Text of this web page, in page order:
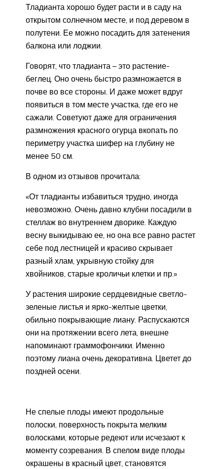
Тладианта хорошо будет расти и в саду на
открытом солнечном месте, и под деревом в
полутени. Ее можно посадить для затенения
балкона или лоджии.
Говорят, что тладианта – это растение-
беглец. Оно очень быстро размножается в
почве во все стороны. И даже может вдруг
появиться в том месте участка, где его не
сажали. Советуют даже для ограничения
размножения красного огурца вкопать по
периметру участка шифер на глубину не
менее 50 см.
В одном из отзывов прочитала:
«От тладианты избавиться трудно, иногда
невозможно. Очень давно клубни посадили в
стеллаж во внутреннем дворике. Каждую
весну выкидываю ее, но она все равно растет
себе под лестницей и красиво скрывает
разный хлам, укрывную стойку для
хвойников, старые кроличьи клетки и пр.»
У растения широкие сердцевидные светло-
зеленые листья и ярко-желтые цветки,
обильно покрывающие лиану. Распускаются
они на протяжении всего лета, внешне
напоминают граммофончики. Именно
поэтому лиана очень декоративна. Цветет до
поздней осени.
Не спелые плоды имеют продольные
полоски, поверхность покрыта мелким
волосками, которые редеют или исчезают к
моменту созревания. В спелом виде плоды
окрашены в красный цвет, становятся